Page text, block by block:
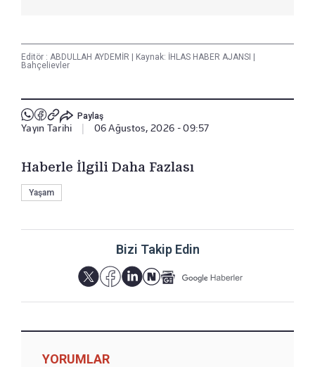
Editör : ABDULLAH AYDEMİR Kaynak: İHLAS HABER AJANSI
Bahçelievler
Paylaş
Yayın Tarihi 06 Ağustos, 2026 - 09:57
Haberle İlgili Daha Fazlası
Yaşam
Bizi Takip Edin
YORUMLAR